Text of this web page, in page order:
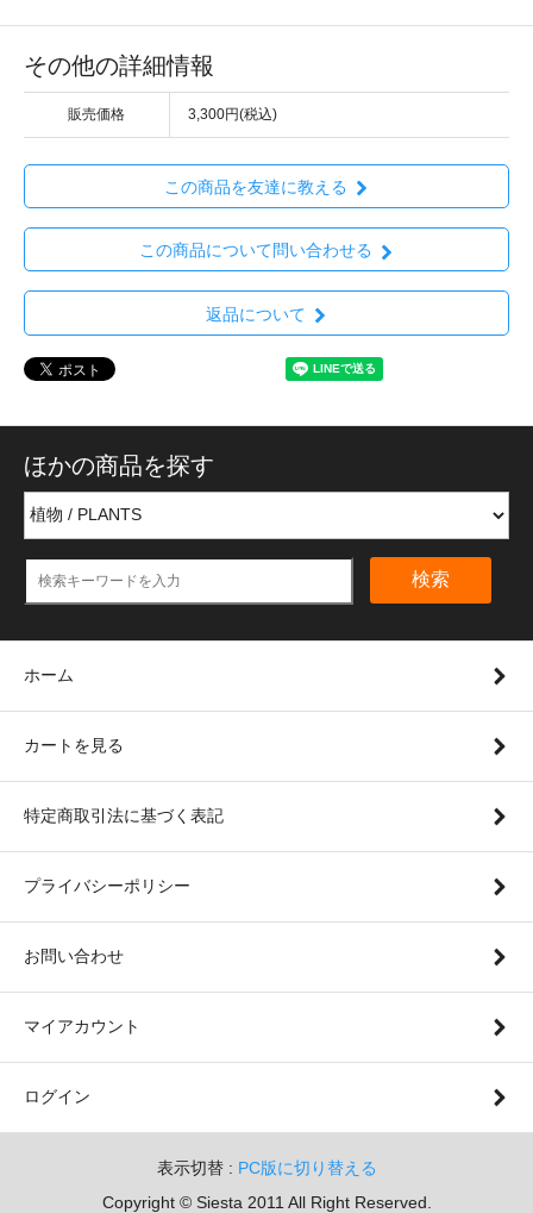
その他の詳細情報
販売価格 3,300円(税込)
この商品を友達に教える
この商品について問い合わせる
返品について
ほかの商品を探す
検索
ホーム
カートを見る
特定商取引法に基づく表記
プライバシーポリシー
お問い合わせ
マイアカウント
ログイン
表示切替 : PC版に切り替える
Copyright © Siesta 2011 All Right Reserved.